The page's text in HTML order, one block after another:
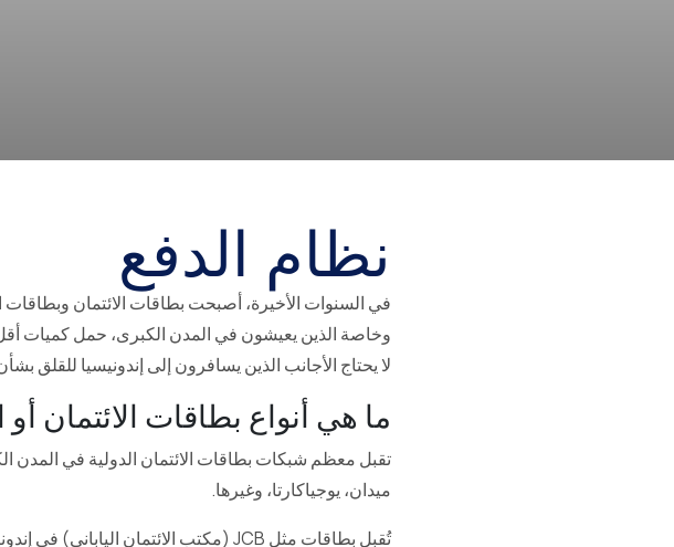
نظام الدفع
في السنوات الأخيرة، أصبحت بطاقات الائتمان
وخاصة الذين يعيشون في المدن الكبرى، حمل كميات أقل
لا يحتاج الأجانب الذين يسافرون إلى إندونيسيا للقلق
ما هي أنواع بطاقات الائتمان
تقبل معظم شبكات بطاقات الائتمان الدولية في المدن
ميدان، يوجياكارتا، وغيرها.